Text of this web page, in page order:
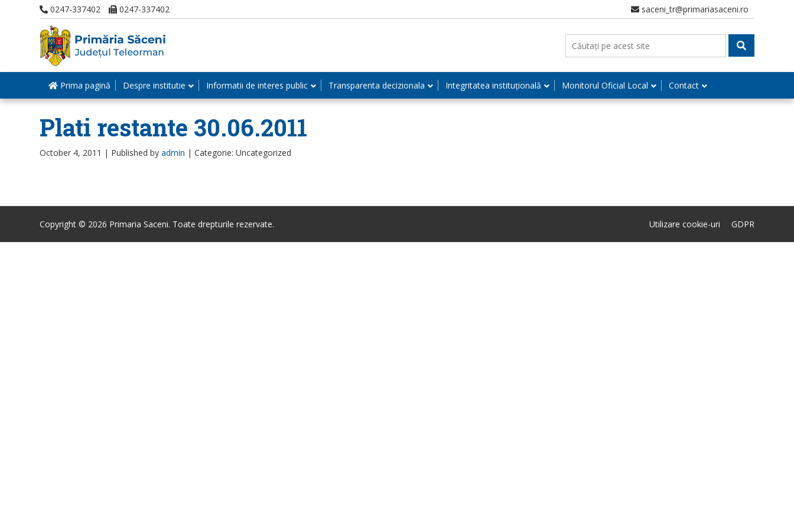
0247-337402 0247-337402 saceni_tr@primariasaceni.ro
Prima pagină Despre institutie Informatii de interes public Transparenta decizionala Integritatea instituțională Monitorul Oficial Local Contact
Plati restante 30.06.2011
October 4, 2011 | Published by admin | Categorie: Uncategorized
Copyright © 2026 Primaria Saceni. Toate drepturile rezervate. Utilizare cookie-uri GDPR